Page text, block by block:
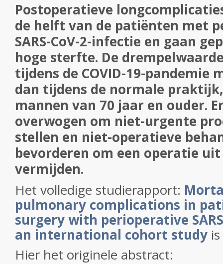
Postoperatieve
de helft van de patiënten met
SARS-CoV-2-infectie en gaan
hoge sterfte. De
tijdens de COVID-19-pandemie
dan tijdens de normale
mannen van 70 jaar en ouder.
overwogen om niet-urgente
stellen en niet-operatieve
bevorderen om een operatie
vermijden.
Het volledige studierapport:
pulmonary complications in
surgery with perioperative
an international cohort study
Hier het originele abstract: